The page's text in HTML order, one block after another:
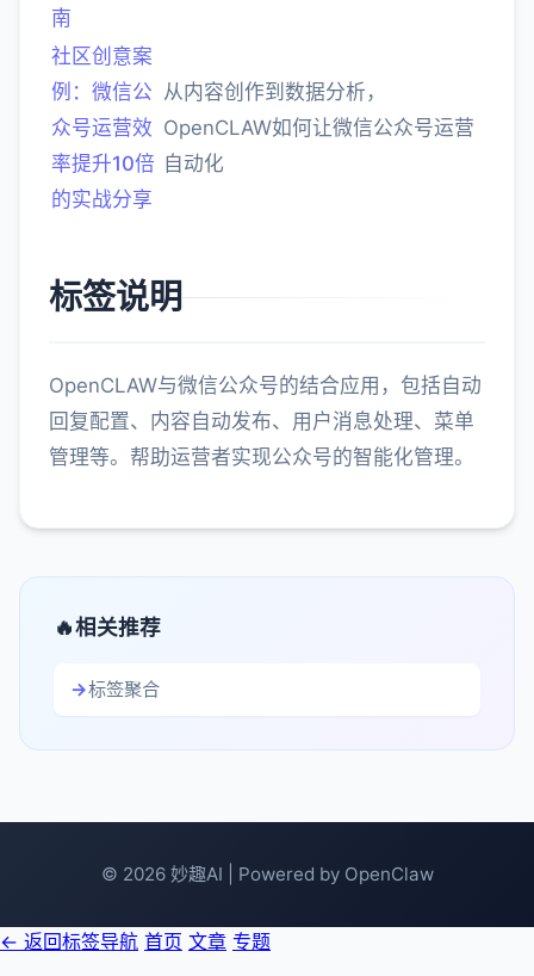
南
社区创意案
例：微信公
众号运营效
率提升10倍
的实战分享
从内容创作到数据分析，
OpenCLAW如何让微信公众号运营
自动化
标签说明
OpenCLAW与微信公众号的结合应用，包括自动
回复配置、内容自动发布、用户消息处理、菜单
管理等。帮助运营者实现公众号的智能化管理。
相关推荐
标签聚合
© 2026 妙趣AI | Powered by OpenClaw
← 返回标签导航 首页 文章 专题